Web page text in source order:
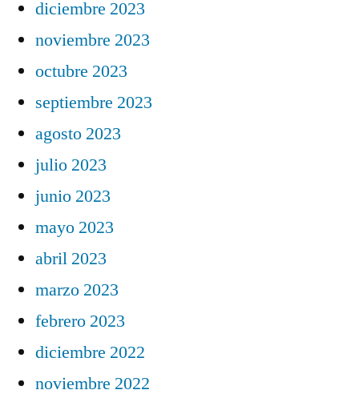
diciembre 2023
noviembre 2023
octubre 2023
septiembre 2023
agosto 2023
julio 2023
junio 2023
mayo 2023
abril 2023
marzo 2023
febrero 2023
diciembre 2022
noviembre 2022